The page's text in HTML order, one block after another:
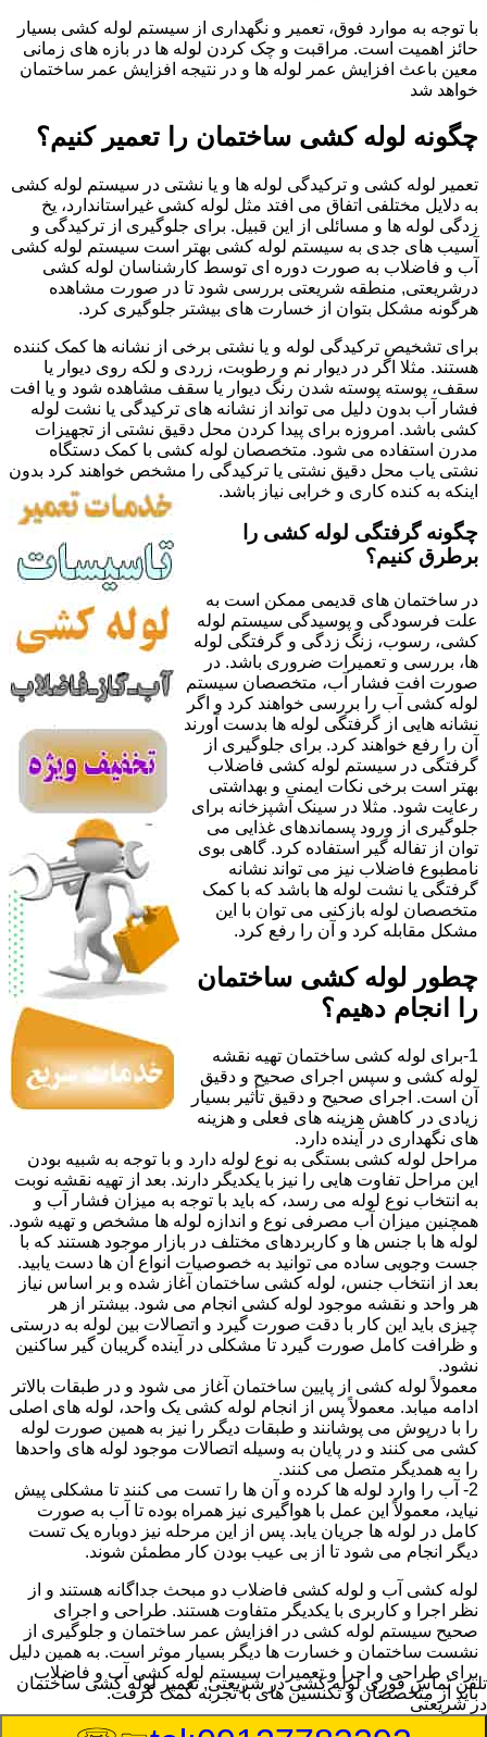
با توجه به موارد فوق، تعمیر و نگهداری از سیستم لوله کشی بسیار
حائز اهمیت است. مراقبت و چک کردن لوله ها در بازه های زمانی
معین باعث افزایش عمر لوله ها و در نتیجه افزایش عمر ساختمان
خواهد شد
چگونه لوله کشی ساختمان را تعمیر کنیم؟
تعمیر لوله کشی و ترکیدگی لوله ها و یا نشتی در سیستم لوله کشی
به دلایل مختلفی اتفاق می افتد مثل لوله کشی غیراستاندارد، یخ
زدگی لوله ها و مسائلی از این قبیل. برای جلوگیری از ترکیدگی و
آسیب های جدی به سیستم لوله کشی بهتر است سیستم لوله کشی
آب و فاضلاب به صورت دوره ای توسط کارشناسان لوله کشی
درشریعتی, منطقه شریعتی بررسی شود تا در صورت مشاهده
هرگونه مشکل بتوان از خسارت های بیشتر جلوگیری کرد.
برای تشخیص ترکیدگی لوله و یا نشتی برخی از نشانه ها کمک کننده
هستند. مثلا اگر در دیوار نم و رطوبت، زردی و لکه روی دیوار یا
سقف، پوسته پوسته شدن رنگ دیوار یا سقف مشاهده شود و یا افت
فشار آب بدون دلیل می تواند از نشانه های ترکیدگی یا نشت لوله
کشی باشد. امروزه برای پیدا کردن محل دقیق نشتی از تجهیزات
مدرن استفاده می شود. متخصصان لوله کشی با کمک دستگاه
نشتی یاب محل دقیق نشتی یا ترکیدگی را مشخص خواهند کرد بدون
اینکه به کنده کاری و خرابی نیاز باشد.
چگونه گرفتگی لوله کشی را
برطرق کنیم؟
در ساختمان های قدیمی ممکن است به
علت فرسودگی و پوسیدگی سیستم لوله
کشی، رسوب، زنگ زدگی و گرفتگی لوله
ها، بررسی و تعمیرات ضروری باشد. در
صورت افت فشار آب، متخصصان سیستم
لوله کشی آب را بررسی خواهند کرد و اگر
نشانه هایی از گرفتگی لوله ها بدست آورند
آن را رفع خواهند کرد. برای جلوگیری از
گرفتگی در سیستم لوله کشی فاضلاب
بهتر است برخی نکات ایمنی و بهداشتی
رعایت شود. مثلا در سینک آشپزخانه برای
جلوگیری از ورود پسماندهای غذایی می
توان از تفاله گیر استفاده کرد. گاهی بوی
نامطبوع فاضلاب نیز می تواند نشانه
گرفتگی یا نشت لوله ها باشد که با کمک
متخصصان لوله بازکنی می توان با این
مشکل مقابله کرد و آن را رفع کرد.
چطور لوله کشی ساختمان
را انجام دهیم؟
1-برای لوله کشی ساختمان تهیه نقشه
لوله کشی و سپس اجرای صحیح و دقیق
آن است. اجرای صحیح و دقیق تأثیر بسیار
زیادی در کاهش هزینه های فعلی و هزینه
های نگهداری در آینده دارد.
مراحل لوله کشی بستگی به نوع لوله دارد و با توجه به شبیه بودن
این مراحل تفاوت هایی را نیز با یکدیگر دارند. بعد از تهیه نقشه نوبت
به انتخاب نوع لوله می رسد، که باید با توجه به میزان فشار آب و
همچنین میزان آب مصرفی نوع و اندازه لوله ها مشخص و تهیه شود.
لوله ها با جنس ها و کاربردهای مختلف در بازار موجود هستند که با
جست وجویی ساده می توانید به خصوصیات انواع آن ها دست یابید.
بعد از انتخاب جنس، لوله کشی ساختمان آغاز شده و بر اساس نیاز
هر واحد و نقشه موجود لوله کشی انجام می شود. بیشتر از هر
چیزی باید این کار با دقت صورت گیرد و اتصالات بین لوله به درستی
و ظرافت کامل صورت گیرد تا مشکلی در آینده گریبان گیر ساکنین
نشود.
معمولاً لوله کشی از پایین ساختمان آغاز می شود و در طبقات بالاتر
ادامه میابد. معمولاً پس از انجام لوله کشی یک واحد، لوله های اصلی
را با درپوش می پوشانند و طبقات دیگر را نیز به همین صورت لوله
کشی می کنند و در پایان به وسیله اتصالات موجود لوله های واحدها
را به همدیگر متصل می کنند.
2- آب را وارد لوله ها کرده و آن ها را تست می کنند تا مشکلی پیش
نیاید، معمولاً این عمل با هواگیری نیز همراه بوده تا آب به صورت
کامل در لوله ها جریان یابد. پس از این مرحله نیز دوباره یک تست
دیگر انجام می شود تا از بی عیب بودن کار مطمئن شوند.
لوله کشی آب و لوله کشی فاضلاب دو مبحث جداگانه هستند و از
نظر اجرا و کاربری با یکدیگر متفاوت هستند. طراحی و اجرای
صحیح سیستم لوله کشی در افزایش عمر ساختمان و جلوگیری از
نشست ساختمان و خسارت ها دیگر بسیار موثر است. به همین دلیل
برای طراحی و اجرا و تعمیرات سیستم لوله کشی آب و فاضلاب
باید از متخصصان و تکنسین های با تجربه کمک گرفت.
تلفن تماس فوریلوله کشی در شریعتی, تعمیر لوله کشی ساختمان
در شریعتی